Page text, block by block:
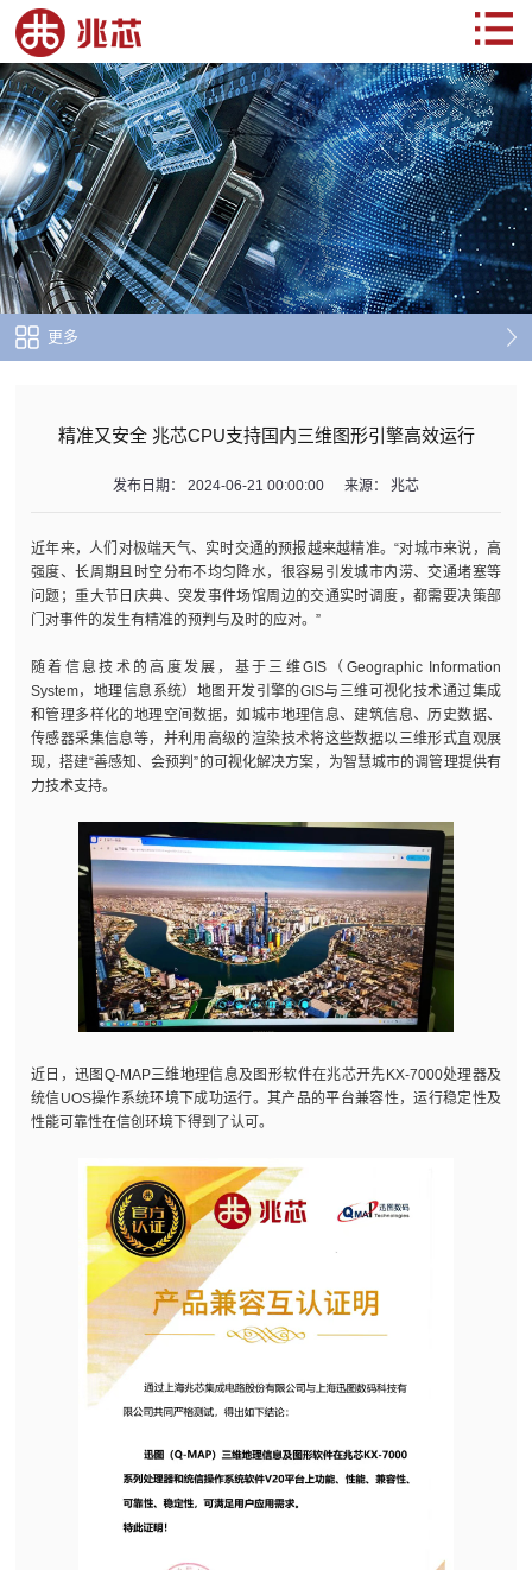
更多
精准又安全 兆芯CPU支持国内三维图形引擎高效运行
发布日期： 2024-06-21 00:00:00 来源： 兆芯
近年来，人们对极端天气、实时交通的预报越来越精准。“对城市来说，高
强度、长周期且时空分布不均匀降水，很容易引发城市内涝、交通堵塞等
问题；重大节日庆典、突发事件场馆周边的交通实时调度，都需要决策部
门对事件的发生有精准的预判与及时的应对。”
随着信息技术的高度发展，基于三维GIS（Geographic Information
System，地理信息系统）地图开发引擎的GIS与三维可视化技术通过集成
和管理多样化的地理空间数据，如城市地理信息、建筑信息、历史数据、
传感器采集信息等，并利用高级的渲染技术将这些数据以三维形式直观展
现，搭建“善感知、会预判”的可视化解决方案，为智慧城市的调管理提供有
力技术支持。
近日，迅图Q-MAP三维地理信息及图形软件在兆芯开先KX-7000处理器及
统信UOS操作系统环境下成功运行。其产品的平台兼容性，运行稳定性及
性能可靠性在信创环境下得到了认可。